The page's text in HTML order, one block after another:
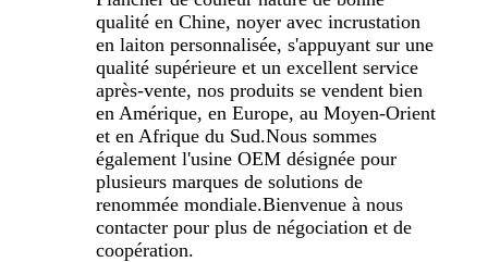
qualité en Chine, noyer avec incrustation
en laiton personnalisée, s'appuyant sur une
qualité supérieure et un excellent service
après-vente, nos produits se vendent bien
en Amérique, en Europe, au Moyen-Orient
et en Afrique du Sud.Nous sommes
également l'usine OEM désignée pour
plusieurs marques de solutions de
renommée mondiale.Bienvenue à nous
contacter pour plus de négociation et de
coopération.